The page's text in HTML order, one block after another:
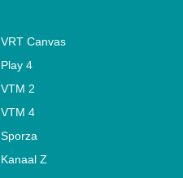
VRT Canvas
Play 4
VTM 2
VTM 4
Sporza
Kanaal Z